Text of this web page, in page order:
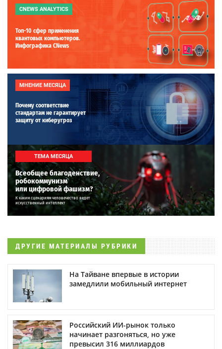
CNEWS ANALYTICS
Топ-10 сфер применения
квантовых компьютеров.
Инфографика CNews
МНЕНИЕ МЕСЯЦА
Почему соответствие
стандартам не гарантирует
защиту от киберугроз
ТЕМА МЕСЯЦА
Всеобщее благоденствие,
робокоммунизм
или цифровой фашизм?
К каким сценариям человечество ведет
искусственный интеллект
ДРУГИЕ МАТЕРИАЛЫ РУБРИКИ
На Тайване впервые в истории
замедлили мобильный интернет
Российский ИИ-рынок только
начинает разгоняться, но уже
превысил 316 миллиардов